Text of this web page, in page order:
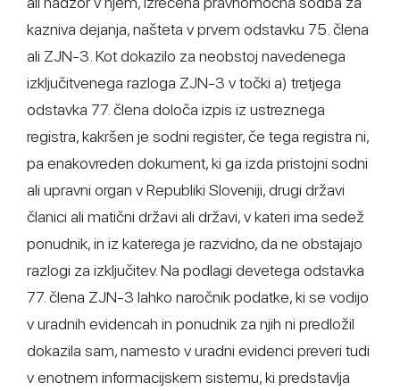
kazniva dejanja, našteta v prvem odstavku 75. člena
ali ZJN-3. Kot dokazilo za neobstoj navedenega
izključitvenega razloga ZJN-3 v točki a) tretjega
odstavka 77. člena določa izpis iz ustreznega
registra, kakršen je sodni register, če tega registra ni,
pa enakovreden dokument, ki ga izda pristojni sodni
ali upravni organ v Republiki Sloveniji, drugi državi
članici ali matični državi ali državi, v kateri ima sedež
ponudnik, in iz katerega je razvidno, da ne obstajajo
razlogi za izključitev. Na podlagi devetega odstavka
77. člena ZJN-3 lahko naročnik podatke, ki se vodijo
v uradnih evidencah in ponudnik za njih ni predložil
dokazila sam, namesto v uradni evidenci preveri tudi
v enotnem informacijskem sistemu, ki predstavlja